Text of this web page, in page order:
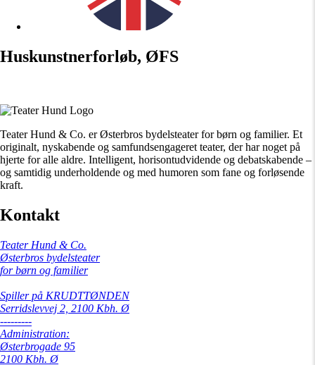
Huskunstnerforløb, ØFS
Teater Hund & Co. er Østerbros bydelsteater for børn og familier. Et
originalt, nyskabende og samfundsengageret teater, der har noget på
hjerte for alle aldre. Intelligent, horisontudvidende og debatskabende –
og samtidig underholdende og med humoren som fane og forløsende
kraft.
Kontakt
Teater Hund & Co.
Østerbros bydelsteater
for børn og familier
Spiller på KRUDTTØNDEN
Serridslevvej 2, 2100 Kbh. Ø
---------
Administration:
Østerbrogade 95
2100 Kbh. Ø